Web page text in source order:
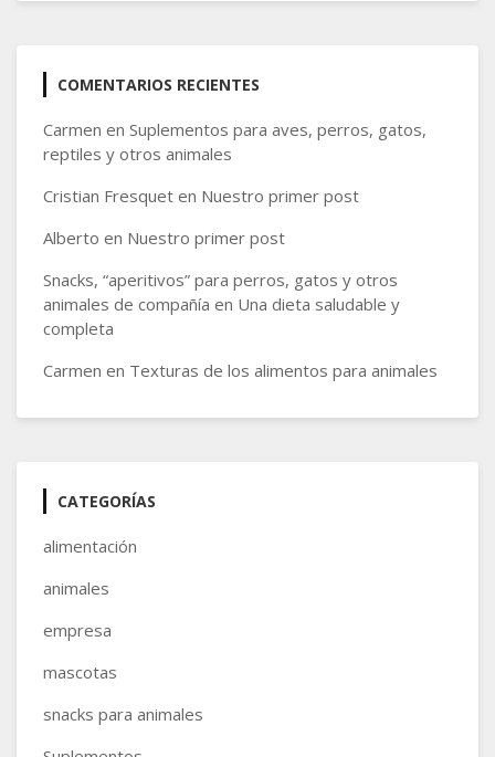
COMENTARIOS RECIENTES
Carmen en Suplementos para aves, perros, gatos,
reptiles y otros animales
Cristian Fresquet en Nuestro primer post
Alberto en Nuestro primer post
Snacks, “aperitivos” para perros, gatos y otros
animales de compañía en Una dieta saludable y
completa
Carmen en Texturas de los alimentos para animales
CATEGORÍAS
alimentación
animales
empresa
mascotas
snacks para animales